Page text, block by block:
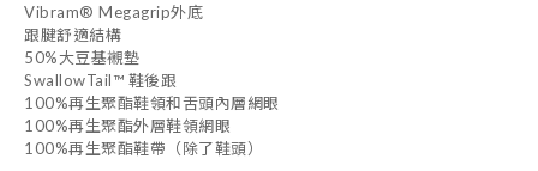
Vibram® Megagrip外底
跟腱舒適結構
50%大豆基襯墊
SwallowTail™ 鞋後跟
100%再生聚酯鞋領和舌頭內層網眼
100%再生聚酯外層鞋領網眼
100%再生聚酯鞋帶（除了鞋頭）